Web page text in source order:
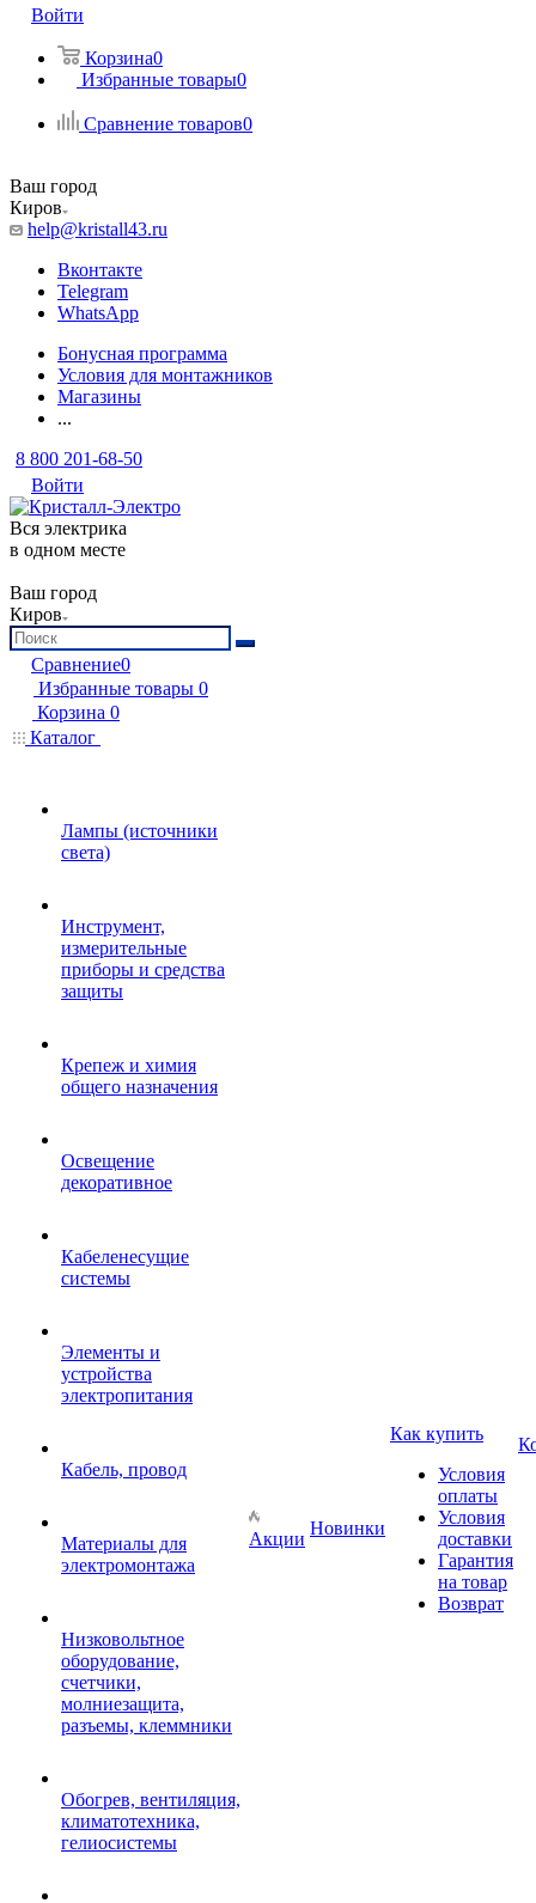
Войти
Корзина0
Избранные товары0
Сравнение товаров0
Ваш город
Киров
help@kristall43.ru
Вконтакте
Telegram
WhatsApp
Бонусная программа
Условия для монтажников
Магазины
...
8 800 201-68-50
Войти
Вся электрика
в одном месте
Ваш город
Киров
Сравнение0
Избранные товары 0
Корзина 0
Каталог
Лампы (источники
света)
Инструмент,
измерительные
приборы и средства
защиты
Крепеж и химия
общего назначения
Освещение
декоративное
Кабеленесущие
системы
Элементы и
устройства
электропитания
Кабель, провод
Материалы для
электромонтажа
Низковольтное
оборудование,
счетчики,
молниезащита,
разъемы, клеммники
Обогрев, вентиляция,
климатотехника,
гелиосистемы
Акции
Новинки
Как купить
Условия
оплаты
Условия
доставки
Гарантия
на товар
Возврат